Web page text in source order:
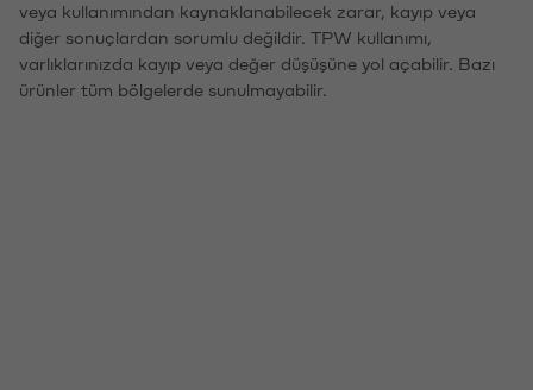
veya kullanımından kaynaklanabilecek zarar, kayıp veya
diğer sonuçlardan sorumlu değildir. TPW kullanımı,
varlıklarınızda kayıp veya değer düşüşüne yol açabilir. Bazı
ürünler tüm bölgelerde sunulmayabilir.